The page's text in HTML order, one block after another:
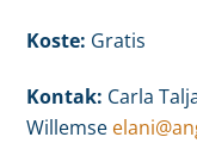
Koste: Gratis
Kontak: Carla
Willemse